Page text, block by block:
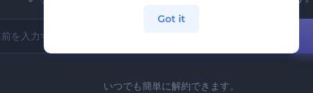
いつでも簡単に解約できます。
Got it